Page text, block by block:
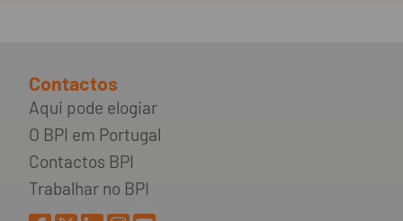
Contactos
Aqui pode elogiar
O BPI em Portugal
Contactos BPI
Trabalhar no BPI